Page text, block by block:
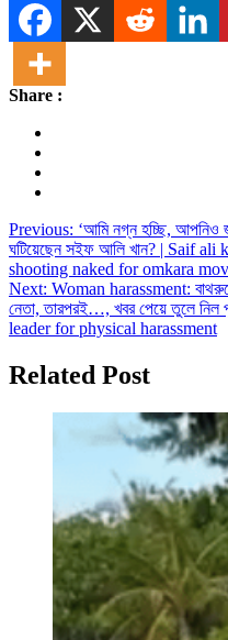
Share
Share :
Post
navigation
Previous: ‘আমি নগ্ন হচ্ছি, আপনিও
ঘটিয়েছেন সইফ আলি খান? | Saif
shooting naked for omkara
Next: Woman harassment:
নেতা, তারপরই…, খবর পেয়ে তুলে
leader for physical harassment
Related Post